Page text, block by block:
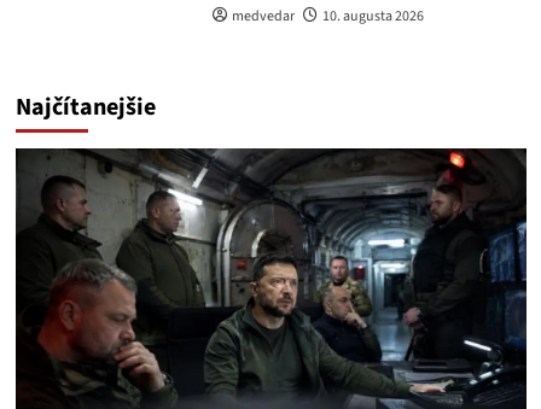
medvedar 10. augusta 2026
Najčítanejšie